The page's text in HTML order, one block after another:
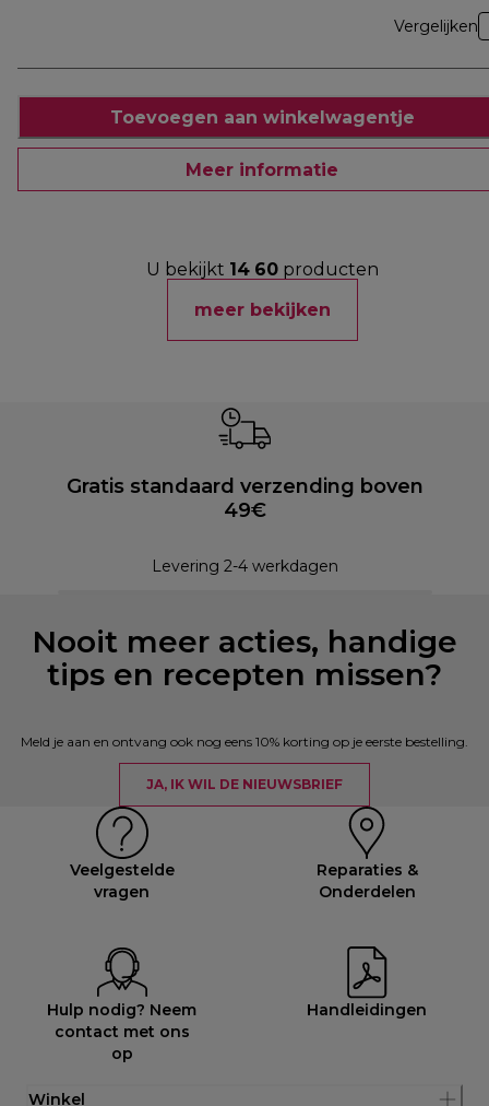
Vergelijken
Toevoegen aan winkelwagentje
Meer informatie
U bekijkt 14 60producten
meer bekijken
Gratis standaard verzending boven
49€
Levering 2-4 werkdagen
Nooit meer acties, handige
tips en recepten missen?
Meld je aan en ontvang ook nog eens 10% korting op je eerste bestelling.
JA, IK WIL DE NIEUWSBRIEF
Veelgestelde
vragen
Reparaties &
Onderdelen
Hulp nodig? Neem
contact met ons
op
Handleidingen
Winkel